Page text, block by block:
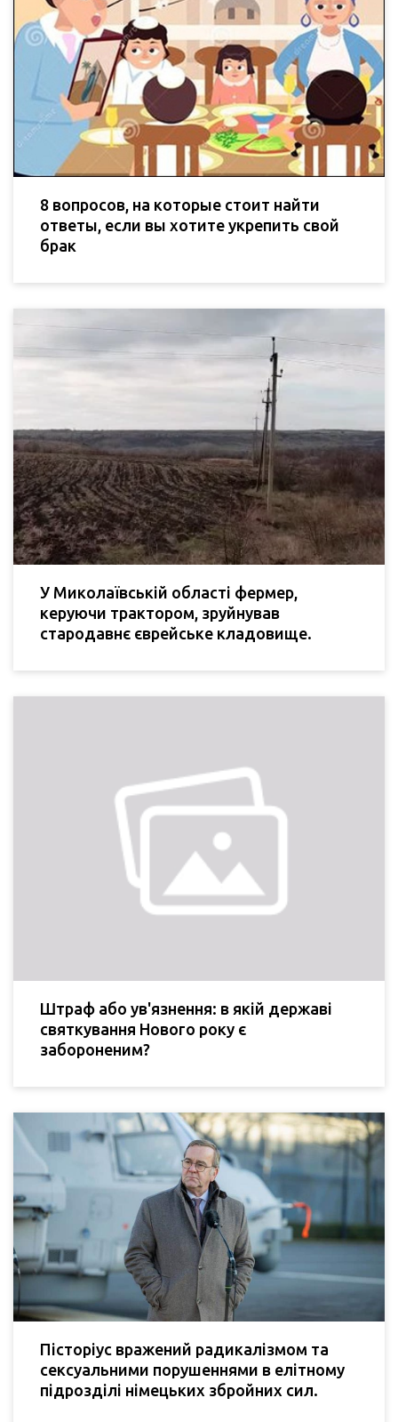
8 вопросов, на которые стоит найти
ответы, если вы хотите укрепить свой
брак
У Миколаївській області фермер,
керуючи трактором, зруйнував
стародавнє єврейське кладовище.
Штраф або ув'язнення: в якій державі
святкування Нового року є
забороненим?
Пісторіус вражений радикалізмом та
сексуальними порушеннями в елітному
підрозділі німецьких збройних сил.